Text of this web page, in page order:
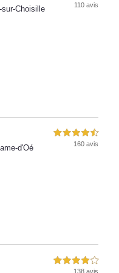
Choisille
110 avis
d'Oé
4,5 étoiles sur 5
160 avis
4,0 étoiles sur 5
138 avis